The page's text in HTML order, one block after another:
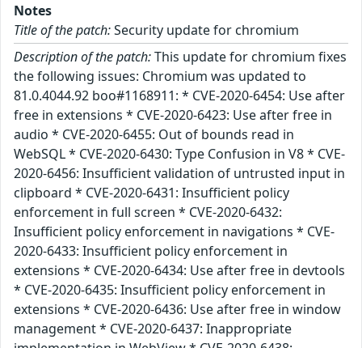
Notes
Title of the patch:Security update for chromium
Description of the patch:This update for chromium fixes
the following issues: Chromium was updated to
81.0.4044.92 boo#1168911: * CVE-2020-6454: Use after
free in extensions * CVE-2020-6423: Use after free in
audio * CVE-2020-6455: Out of bounds read in
WebSQL * CVE-2020-6430: Type Confusion in V8 * CVE-
2020-6456: Insufficient validation of untrusted input in
clipboard * CVE-2020-6431: Insufficient policy
enforcement in full screen * CVE-2020-6432:
Insufficient policy enforcement in navigations * CVE-
2020-6433: Insufficient policy enforcement in
extensions * CVE-2020-6434: Use after free in devtools
* CVE-2020-6435: Insufficient policy enforcement in
extensions * CVE-2020-6436: Use after free in window
management * CVE-2020-6437: Inappropriate